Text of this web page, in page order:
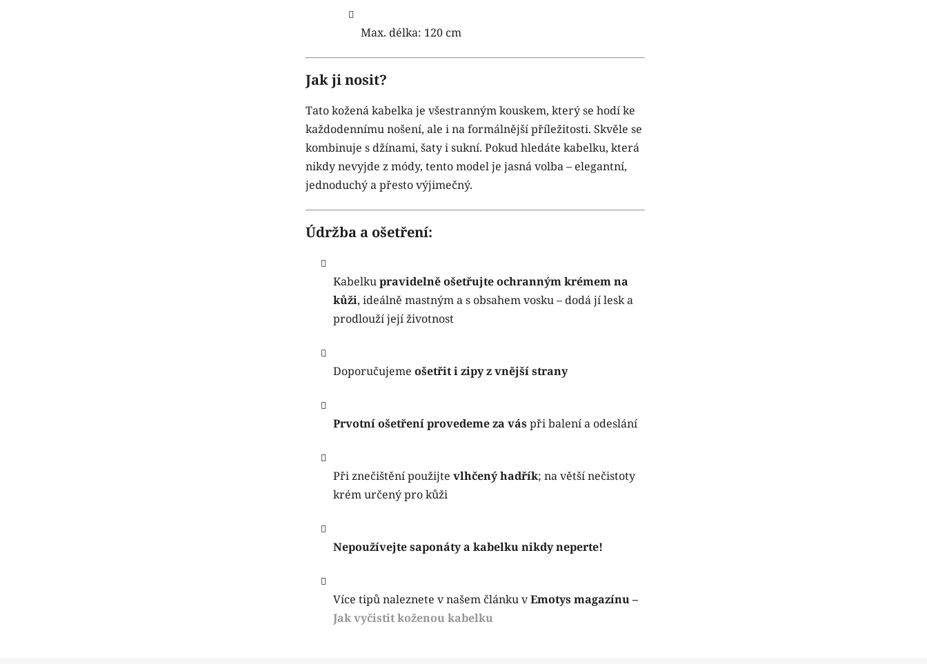
Max. délka: 120 cm
Jak ji nosit?
Tato kožená kabelka je všestranným kouskem, který se hodí ke
každodennímu nošení, ale i na formálnější příležitosti. Skvěle se
kombinuje s džínami, šaty i sukní. Pokud hledáte kabelku, která
nikdy nevyjde z módy, tento model je jasná volba – elegantní,
jednoduchý a přesto výjimečný.
Údržba a ošetření:
Kabelkupravidelně ošetřujte ochranným krémem na
kůži, ideálně mastným a s obsahem vosku – dodá jí lesk a
prodlouží její životnost
Doporučujeme ošetřit i zipy z vnější strany
Prvotní ošetření provedeme za váspři balení a odeslání
Při znečištění použijte vlhčený hadřík; na větší nečistoty
krém určený pro kůži
Nepoužívejte saponáty a kabelku nikdy neperte!
Více tipů naleznete v našem článku vEmotys magazínu –
Jak vyčistit koženou kabelku